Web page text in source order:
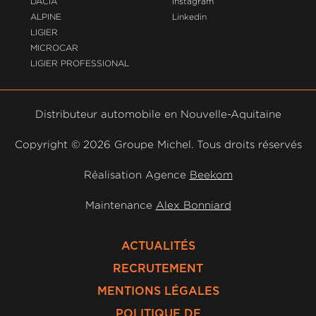
ALPINE
LIGIER
MICROCAR
LIGIER PROFESSIONAL
Linkedin
Distributeur automobile en Nouvelle-Aquitaine
Copyright © 2026 Groupe Michel. Tous droits réservés
Réalisation Agence Beekom
Maintenance Alex Bonniard
ACTUALITÉS
RECRUTEMENT
MENTIONS LÉGALES